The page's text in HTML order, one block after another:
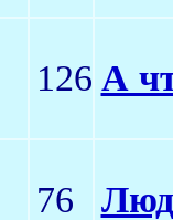
126 А
76